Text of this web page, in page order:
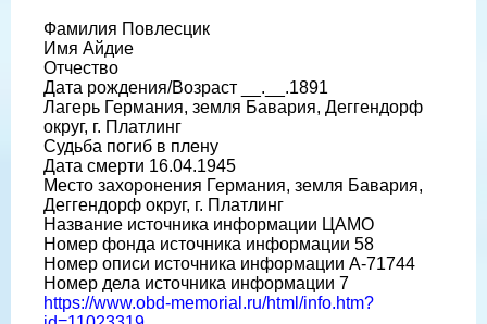
Фамилия Повлесцик
Имя Айдие
Отчество
Дата рождения/Возраст __.__.1891
Лагерь Германия, земля Бавария, Деггендорф
округ, г. Платлинг
Судьба погиб в плену
Дата смерти 16.04.1945
Место захоронения Германия, земля Бавария,
Деггендорф округ, г. Платлинг
Название источника информации ЦАМО
Номер фонда источника информации 58
Номер описи источника информации A-71744
Номер дела источника информации 7
https://www.obd-memorial.ru/html/info.htm?